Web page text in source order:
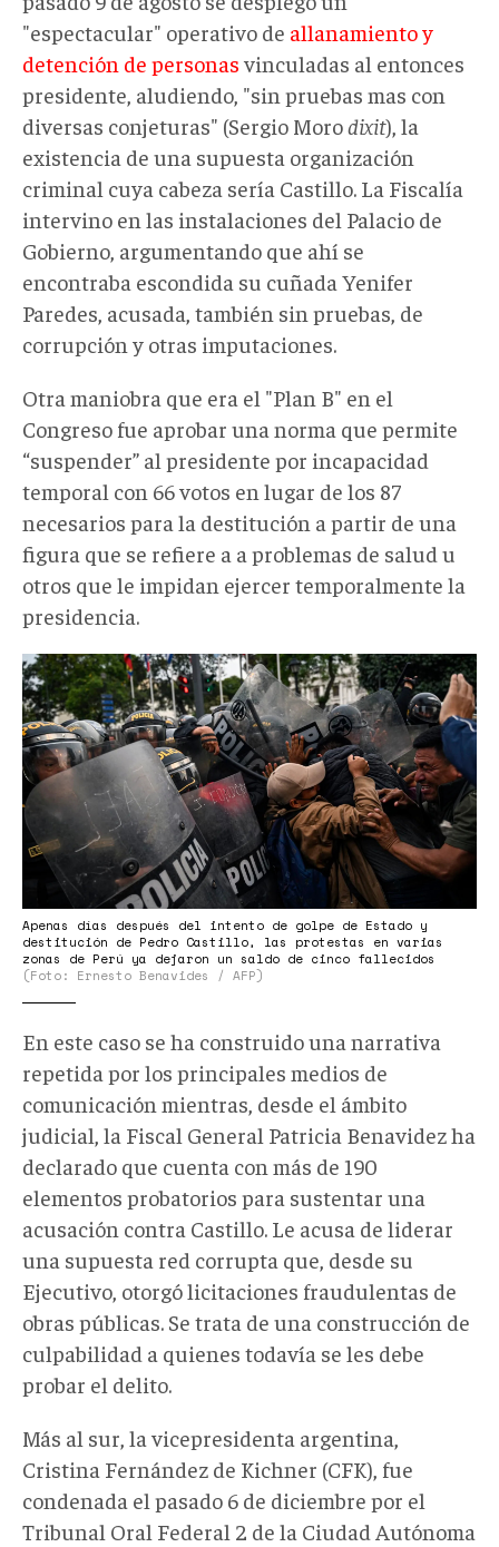
"espectacular" operativo de allanamiento y
detención de personas vinculadas al entonces
presidente, aludiendo, "sin pruebas mas con
diversas conjeturas" (Sergio Morodixit), la
existencia de una supuesta organización
criminal cuya cabeza sería Castillo. La Fiscalía
intervino en las instalaciones del Palacio de
Gobierno, argumentando que ahí se
encontraba escondida su cuñada Yenifer
Paredes, acusada, también sin pruebas, de
corrupción y otras imputaciones.
Otra maniobra que era el "Plan B" en el
Congreso fue aprobar una norma que permite
“suspender” al presidente por incapacidad
temporal con 66 votos en lugar de los 87
necesarios para la destitución a partir de una
figura que se refiere a a problemas de salud u
otros que le impidan ejercer temporalmente la
presidencia.
Lawfare2022
001.jpeg
Apenas días después del intento de golpe de Estado y
destitución de Pedro Castillo, las protestas en varias
zonas de Perú ya dejaron un saldo de cinco fallecidos
(Foto: Ernesto Benavides / AFP)
En este caso se ha construido una narrativa
repetida por los principales medios de
comunicación mientras, desde el ámbito
judicial, la Fiscal General Patricia Benavidez ha
declarado que cuenta con más de 190
elementos probatorios para sustentar una
acusación contra Castillo. Le acusa de liderar
una supuesta red corrupta que, desde su
Ejecutivo, otorgó licitaciones fraudulentas de
obras públicas. Se trata de una construcción de
culpabilidad a quienes todavía se les debe
probar el delito.
Más al sur, la vicepresidenta argentina,
Cristina Fernández de Kichner (CFK), fue
condenada el pasado 6 de diciembre por el
Tribunal Oral Federal 2 de la Ciudad Autónoma